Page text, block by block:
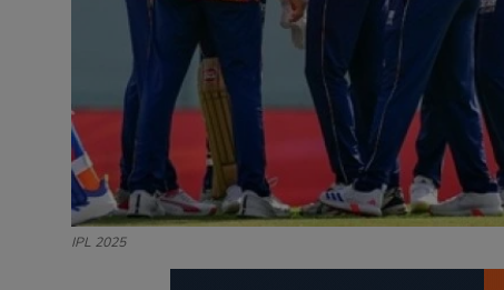
IPL 2025